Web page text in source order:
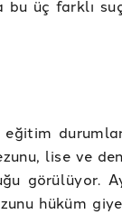
bu üç farklı
lise ve
görülüyor.
hüküm